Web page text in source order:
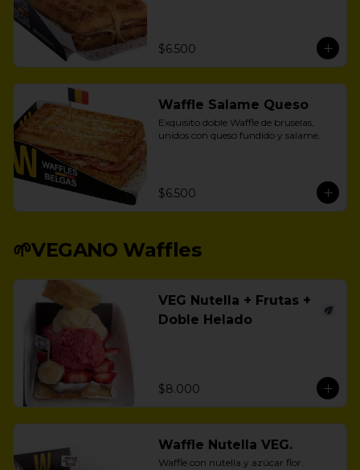
$6.500
Waffle Salame Queso
Exquisito doble Waffle de bruselas,
unidos con queso fundido y salame.
$6.500
🌱VEGANO Waffles
VEG Nutella + Frutas +
Doble Helado
$8.000
Waffle Nutella VEG.
Waffle con nutella y azúcar flor.